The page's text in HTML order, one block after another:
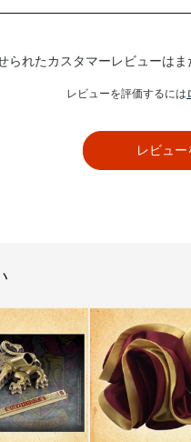
られたカスタマーレビューはま
レビューを評価するには
レビュー